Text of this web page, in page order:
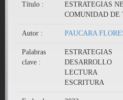
Título :
ESTRATEGIAS
COMUNIDAD
Autor : PAUCARA
Palabras
clave :
ESTRATEGIAS
DESARROLLO
LECTURA
ESCRITURA